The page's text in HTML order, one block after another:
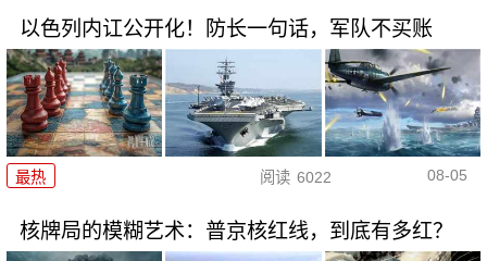
以色列内讧公开化！防长一句话，军队不买账
最热 阅读 6022 08-05
核牌局的模糊艺术：普京核红线，到底有多红？